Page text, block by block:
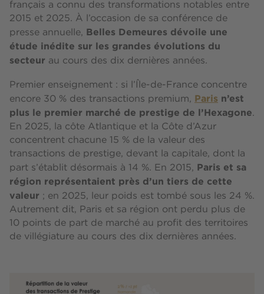
français a connu des transformations notables entre
2015 et 2025. À l’occasion de sa conférence de
presse annuelle, Belles Demeures dévoile une
étude inédite sur les grandes évolutions du
secteur au cours des dix dernières années.
Premier enseignement : si l’Île-de-France concentre
encore 30 % des transactions premium, Paris n’est
plus le premier marché de prestige de l’Hexagone.
En 2025, la côte Atlantique et la Côte d’Azur
concentrent chacune 15 % de la valeur des
transactions de prestige, devant la capitale, dont la
part s’établit désormais à 14 %. En 2015, Paris et sa
région représentaient près d’un tiers de cette
valeur ; en 2025, leur poids est tombé sous les 24 %.
Autrement dit, Paris et sa région ont perdu plus de
10 points de part de marché au profit des territoires
de villégiature au cours des dix dernières années.